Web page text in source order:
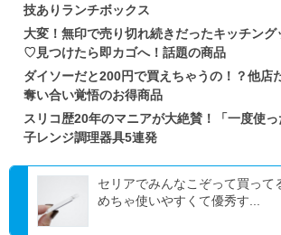
技ありランチボックス
大変！無印で売り切れ続きだったキッチング
♡見つけたら即カゴへ！話題の商品
ダイソーだと200円で買えちゃうの！？他店
奪い合い覚悟のお得商品
スリコ歴20年のマニアが大絶賛！「一度使
子レンジ調理器具5連発
セリアでみんなこぞって買っ
めちゃ使いやすくて優秀す...